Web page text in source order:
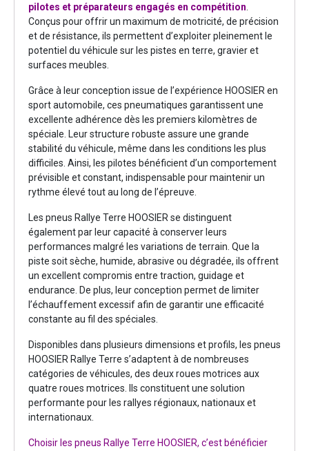
pilotes et préparateurs engagés en compétition.
Conçus pour offrir un maximum de motricité, de précision
et de résistance, ils permettent d’exploiter pleinement le
potentiel du véhicule sur les pistes en terre, gravier et
surfaces meubles.
Grâce à leur conception issue de l’expérience HOOSIER en
sport automobile, ces pneumatiques garantissent une
excellente adhérence dès les premiers kilomètres de
spéciale. Leur structure robuste assure une grande
stabilité du véhicule, même dans les conditions les plus
difficiles. Ainsi, les pilotes bénéficient d’un comportement
prévisible et constant, indispensable pour maintenir un
rythme élevé tout au long de l’épreuve.
Les pneus Rallye Terre HOOSIER se distinguent
également par leur capacité à conserver leurs
performances malgré les variations de terrain. Que la
piste soit sèche, humide, abrasive ou dégradée, ils offrent
un excellent compromis entre traction, guidage et
endurance. De plus, leur conception permet de limiter
l’échauffement excessif afin de garantir une efficacité
constante au fil des spéciales.
Disponibles dans plusieurs dimensions et profils, les pneus
HOOSIER Rallye Terre s’adaptent à de nombreuses
catégories de véhicules, des deux roues motrices aux
quatre roues motrices. Ils constituent une solution
performante pour les rallyes régionaux, nationaux et
internationaux.
Choisir les pneus Rallye Terre HOOSIER, c’est bénéficier